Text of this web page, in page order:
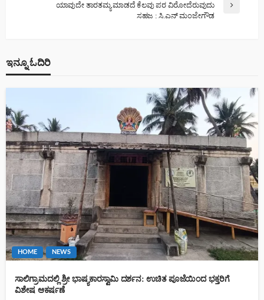
ಯಾವುದೇ ತಾರತಮ್ಯ ಮಾಡದೆ ಕೆಲವು ಪರ ವಿರೋದೆರುವುದು
ಸಹಜ : ಸಿ.ಎನ್ ಮಂಜೇಗೌಡ
ಇನ್ನೂ ಓದಿರಿ
HOME NEWS
ಸಾಲಿಗ್ರಾಮದಲ್ಲಿ ಶ್ರೀ ಭಾಷ್ಯಕಾರಸ್ವಾಮಿ ದರ್ಶನ: ಉಚಿತ ಪೂಜೆಯಿಂದ ಭಕ್ತರಿಗೆ
ವಿಶೇಷ ಆಕರ್ಷಣೆ